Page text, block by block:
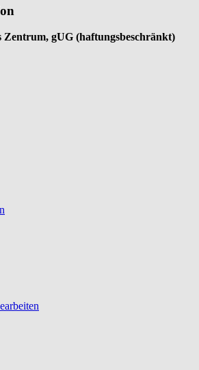
Zentrum, gUG (haftungsbeschränkt)